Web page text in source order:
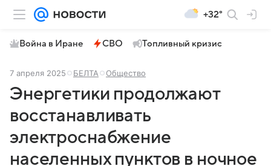
+32°
Война в Иране СВО Топливный кризис
7 апреля 2025 БЕЛТА Общество
Энергетики продолжают
восстанавливать
электроснабжение
населенных пунктов в ночное